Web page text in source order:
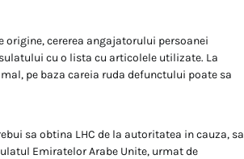
cererea angajatorului persoanei
cu o lista cu articolele utilizate. La
pe baza careia ruda defunctului poate sa
sa obtina LHC de la autoritatea in cauza, sa
Emiratelor Arabe Unite, urmat de